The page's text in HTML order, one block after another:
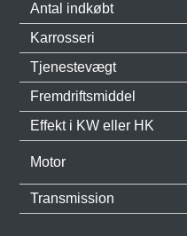
Antal indkøbt
Karrosseri
Tjenestevægt
Fremdriftsmiddel
Effekt i KW eller HK
Motor
Transmission